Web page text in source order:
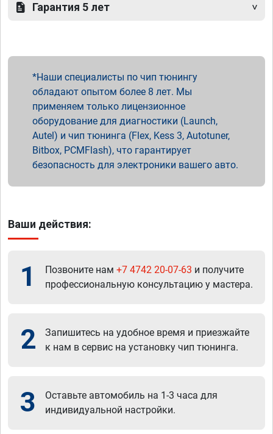
Гарантия 5 лет
Наши специалисты по чип тюнингу
обладают опытом более 8 лет. Мы
применяем только лицензионное
оборудование для диагностики (Launch,
Autel) и чип тюнинга (Flex, Kess 3, Autotuner,
Bitbox, PCMFlash), что гарантирует
безопасность для электроники вашего авто.
Ваши действия:
1 Позвоните нам +7 4742 20-07-63 и получите
профессиональную консультацию у мастера.
2
Запишитесь на удобное время и приезжайте
к нам в сервис на установку чип тюнинга.
3
Оставьте автомобиль на 1-3 часа для
индивидуальной настройки.